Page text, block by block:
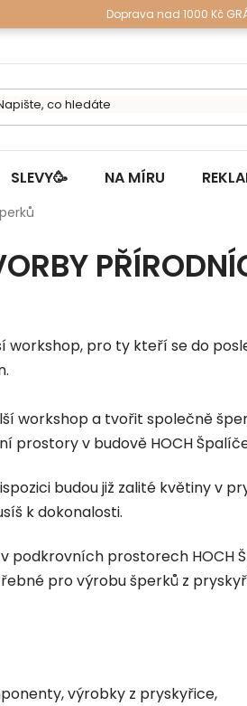
Doprava nad 1000 Kč
SLEVY🥳 NA MÍRU
pro ty kteří se do
workshop a tvořit společně
prostory v budově HOCH
budou již zalité květiny v
k dokonalosti.
podkrovních prostorech HOCH
pro výrobu šperků z
výrobky z pryskyřice,